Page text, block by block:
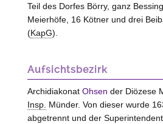
Teil des Dorfes Börry, ganz
Meierhöfe, 16 Kötner und drei
(KapG).
Aufsichtsbezirk
Archidiakonat Ohsen der Diözese
Insp. Münder. Von dieser wurde
abgetrennt und der